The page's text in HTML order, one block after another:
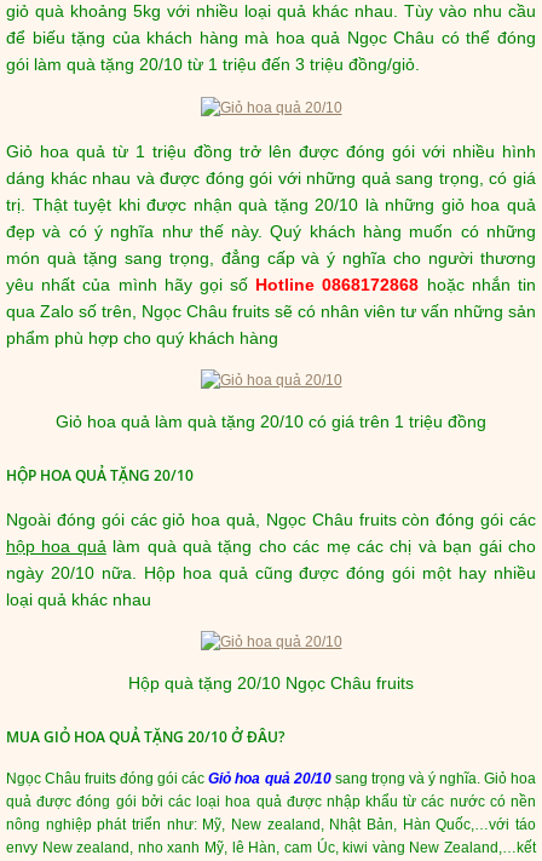
giỏ quà khoảng 5kg với nhiều loại quả khác nhau. Tùy vào nhu cầu
để biếu tặng của khách hàng mà hoa quả Ngọc Châu có thể đóng
gói làm quà tặng 20/10 từ 1 triệu đến 3 triệu đồng/giỏ.
Giỏ hoa quả từ 1 triệu đồng trở lên được đóng gói với nhiều hình
dáng khác nhau và được đóng gói với những quả sang trọng, có giá
trị. Thật tuyệt khi được nhận quà tặng 20/10 là những giỏ hoa quả
đẹp và có ý nghĩa như thế này. Quý khách hàng muốn có những
món quà tặng sang trọng, đẳng cấp và ý nghĩa cho người thương
yêu nhất của mình hãy gọi số Hotline 0868172868 hoặc nhắn tin
qua Zalo số trên, Ngọc Châu fruits sẽ có nhân viên tư vấn những sản
phẩm phù hợp cho quý khách hàng
Giỏ hoa quả làm quà tặng 20/10 có giá trên 1 triệu đồng
HỘP HOA QUẢ TẶNG 20/10
Ngoài đóng gói các giỏ hoa quả, Ngọc Châu fruits còn đóng gói các
hộp hoa quả làm quà quà tặng cho các mẹ các chị và bạn gái cho
ngày 20/10 nữa. Hộp hoa quả cũng được đóng gói một hay nhiều
loại quả khác nhau
Hộp quà tặng 20/10 Ngọc Châu fruits
MUA GIỎ HOA QUẢ TẶNG 20/10 Ở ĐÂU?
Ngọc Châu fruits đóng gói cácGiỏ hoa quả 20/10sang trọng và ý nghĩa. Giỏ hoa
quả được đóng gói bởi các loại hoa quả được nhập khẩu từ các nước có nền
nông nghiệp phát triển như: Mỹ, New zealand, Nhật Bản, Hàn Quốc,…với táo
envy New zealand, nho xanh Mỹ, lê Hàn, cam Úc, kiwi vàng New Zealand,…kết